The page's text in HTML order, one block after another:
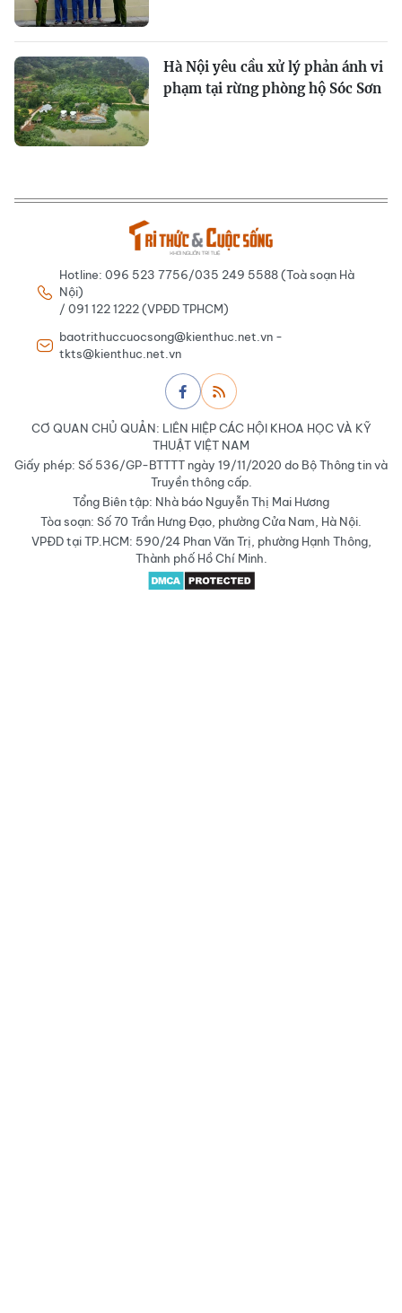
Hà Nội yêu cầu xử lý phản ánh vi
phạm tại rừng phòng hộ Sóc Sơn
Hotline: 096 523 7756/035 249 5588 (Toà soạn Hà
Nội)
/ 091 122 1222 (VPĐD TPHCM)
baotrithuccuocsong@kienthuc.net.vn -
tkts@kienthuc.net.vn
CƠ QUAN CHỦ QUẢN: LIÊN HIỆP CÁC HỘI KHOA HỌC VÀ KỸ
THUẬT VIỆT NAM
Giấy phép: Số 536/GP-BTTTT ngày 19/11/2020 do Bộ Thông tin và
Truyền thông cấp.
Tổng Biên tập: Nhà báo Nguyễn Thị Mai Hương
Tòa soạn: Số 70 Trần Hưng Đạo, phường Cửa Nam, Hà Nội.
VPĐD tại TP.HCM: 590/24 Phan Văn Trị, phường Hạnh Thông,
Thành phố Hồ Chí Minh.